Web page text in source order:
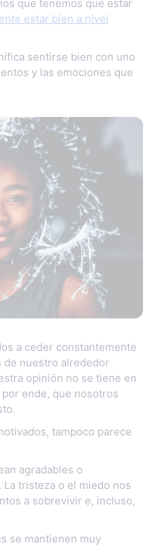
que tenemos que estar
estar bien a nivel
sentirse bien con uno
y las emociones que
a ceder constantemente
de nuestro alrededor
opinión no se tiene en
ende, que nosotros
tampoco parece
agradables o
tristeza o el miedo nos
a sobrevivir e, incluso,
se mantienen muy